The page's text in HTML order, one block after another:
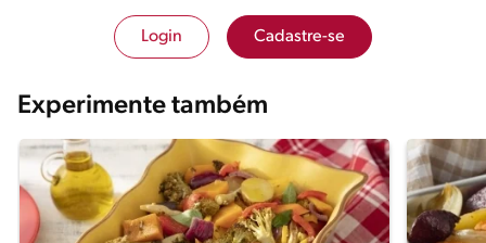
Login Cadastre-se
Experimente também